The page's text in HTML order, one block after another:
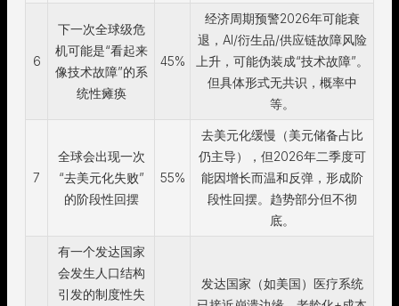
6
下一次全球级危
机可能是“看起来
像技术故障”的系
统性瘫痪
45%
经济周期预警2026年可能衰
退，AI/衍生品/供应链故障风险
上升，可能伪装成“技术故障”。
但具体形式无共识，概率中
等。
7
全球会出现一次
“去美元化失败”
的阶段性回摆
55%
去美元化缓慢（美元储备占比
仍主导），但2026年二季度可
能因增长而温和反弹，形成阶
段性回摆。趋势部分但不彻
底。
有一个发达国家
会发生人口结构
引发的制度性失
发达国家（如美国）医疗系统